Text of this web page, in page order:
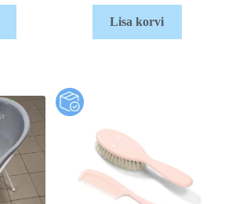
Lisa korvi